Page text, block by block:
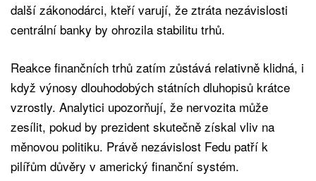
další zákonodárci, kteří varují, že ztráta nezávislosti
centrální banky by ohrozila stabilitu trhů.
Reakce finančních trhů zatím zůstává relativně klidná, i
když výnosy dlouhodobých státních dluhopisů krátce
vzrostly. Analytici upozorňují, že nervozita může
zesílit, pokud by prezident skutečně získal vliv na
měnovou politiku. Právě nezávislost Fedu patří k
pilířům důvěry v americký finanční systém.